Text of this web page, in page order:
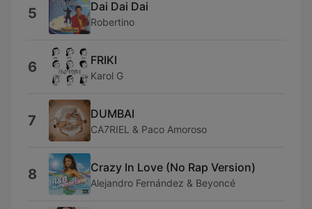
5 Dai Dai Dai
Robertino
6 FRIKI
Karol G
7 DUMBAI
CA7RIEL & Paco Amoroso
8 Crazy In Love (No Rap Version)
Alejandro Fernández & Beyoncé